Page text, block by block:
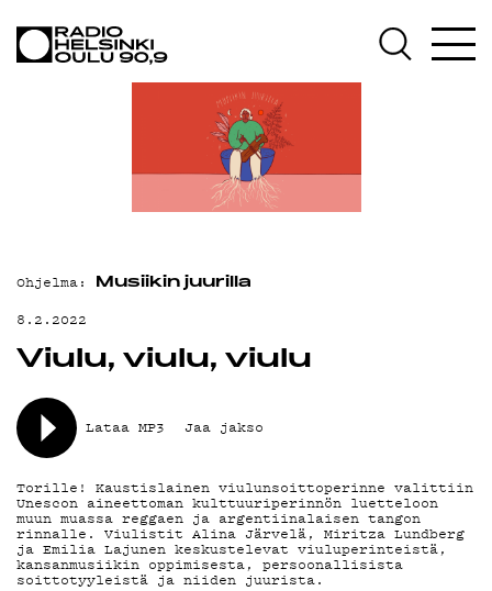
AJANKOHTAISTA
OHJELMAT
ON-DEMAND
MAINOSTA
YHTEYSTIEDOT
G LIVELAB
YSTÄVÄKLUBI
TIETOSUOJA
KIRJAUDU SISÄÄN
Ohjelma: Musiikin juurilla
8.2.2022
Viulu, viulu, viulu
Lataa MP3 Jaa jakso
Torille! Kaustislainen viulunsoittoperinne valittiin
Unescon aineettoman kulttuuriperinnön luetteloon
muun muassa reggaen ja argentiinalaisen tangon
rinnalle. Viulistit Alina Järvelä, Miritza Lundberg
ja Emilia Lajunen keskustelevat viuluperinteistä,
kansanmusiikin oppimisesta, persoonallisista
soittotyyleistä ja niiden juurista.